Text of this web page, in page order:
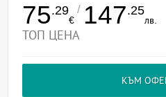
75.29
€
/ 147.25
лв.
ТОП ЦЕНА
КЪМ